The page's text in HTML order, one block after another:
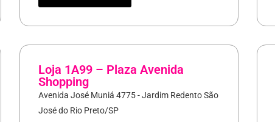
Loja 1A99 – Plaza Avenida
Shopping
Avenida José Muniá 4775 - Jardim Redento São
José do Rio Preto/SP